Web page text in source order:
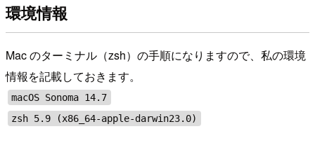
環境情報
Mac のターミナル（zsh）の手順になりますので、私の環境
情報を記載しておきます。
macOS Sonoma 14.7
zsh 5.9 (x86_64-apple-darwin23.0)